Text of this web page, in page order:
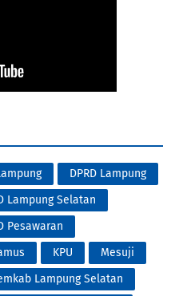
DPRD Lampung
Lampung Selatan
Pesawaran
KPU
Mesuji
Lampung Selatan